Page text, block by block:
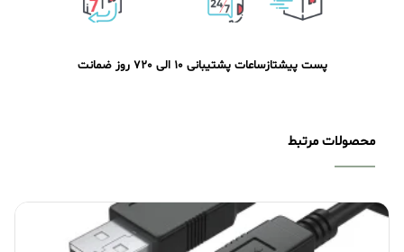
پست پیشتازساعات پشتیبانی 10 الی 20 7 روز ضمانت
محصولات مرتبط